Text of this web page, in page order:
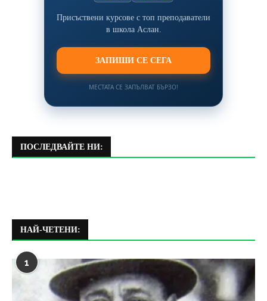
Присъствени курсове с топ преподаватели
в школа Аслан.
ЗАПИШИ СЕ СЕГА
МЕСТАТА СЕ ЗАПЪЛВАТ БЪРЗО!
ПОСЛЕДВАЙТЕ НИ:
НАЙ-ЧЕТЕНИ:
1